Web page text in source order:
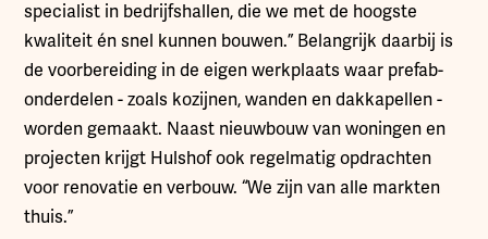
specialist in bedrijfshallen, die we met de hoogste
kwaliteit én snel kunnen bouwen.” Belangrijk daarbij is
de voorbereiding in de eigen werkplaats waar prefab-
onderdelen - zoals kozijnen, wanden en dakkapellen -
worden gemaakt. Naast nieuwbouw van woningen en
projecten krijgt Hulshof ook regelmatig opdrachten
voor renovatie en verbouw. “We zijn van alle markten
thuis.”